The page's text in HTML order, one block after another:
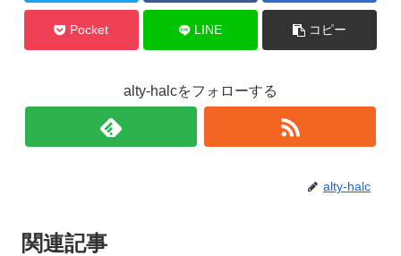
Pocket LINE コピー
alty-halcをフォローする
alty-halc
関連記事